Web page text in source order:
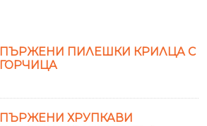
ПЪРЖЕНИ ПИЛЕШКИ КРИЛЦА С
ГОРЧИЦА
ПЪРЖЕНИ ХРУПКАВИ